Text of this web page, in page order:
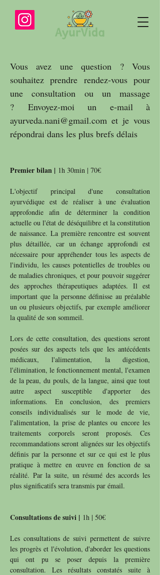
Vous avez une question ? Vous
souhaitez prendre rendez-vous pour
une consultation ou un massage
? Envoyez-moi un e-mail à
ayurveda.nani@gmail.com et je vous
répondrai dans les plus brefs délais
Premier bilan | 1h 30min | 70€
L'objectif principal d'une consultation
ayurvédique est de réaliser à une évaluation
approfondie afin de déterminer la condition
actuelle ou l'état de déséquilibre et la constitution
de naissance. La première rencontre est souvent
plus détaillée, car un échange approfondi est
nécessaire pour appréhender tous les aspects de
l'individu, les causes potentielles de troubles ou
de maladies chroniques, et pour pouvoir suggérer
des approches thérapeutiques adaptées. Il est
important que la personne définisse au préalable
un ou plusieurs objectifs, par exemple améliorer
la qualité de son sommeil.
Lors de cette consultation, des questions seront
posées sur des aspects tels que les antécédents
médicaux, l'alimentation, la digestion,
l'élimination, le fonctionnement mental, l'examen
de la peau, du pouls, de la langue, ainsi que tout
autre aspect susceptible d'apporter des
informations. En conclusion, des premiers
conseils individualisés sur le mode de vie,
l'alimentation, la prise de plantes ou encore les
traitements corporels seront proposés. Ces
recommandations seront alignées sur les objectifs
définis par la personne et sur ce qui est le plus
pratique à mettre en œuvre en fonction de sa
réalité. Par la suite, un résumé des accords les
plus significatifs sera transmis par émail.
Consultations de suivi | 1h | 50€
Les consultations de suivi permettent de suivre
les progrès et l'évolution, d'aborder les questions
qui ont pu se poser depuis la première
consultation. Les résultats constatés suite à